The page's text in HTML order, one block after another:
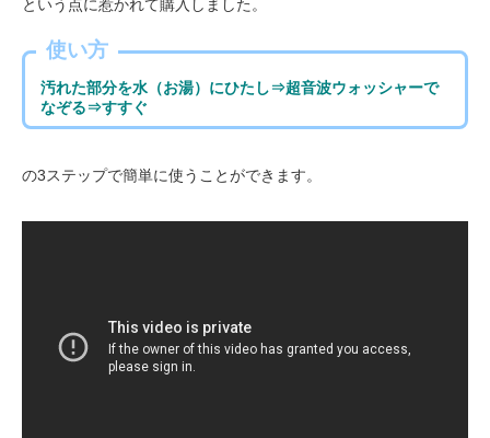
という点に惹かれて購入しました。
使い方
汚れた部分を水（お湯）にひたし⇒超音波ウォッシャーで
なぞる⇒すすぐ
の3ステップで簡単に使うことができます。